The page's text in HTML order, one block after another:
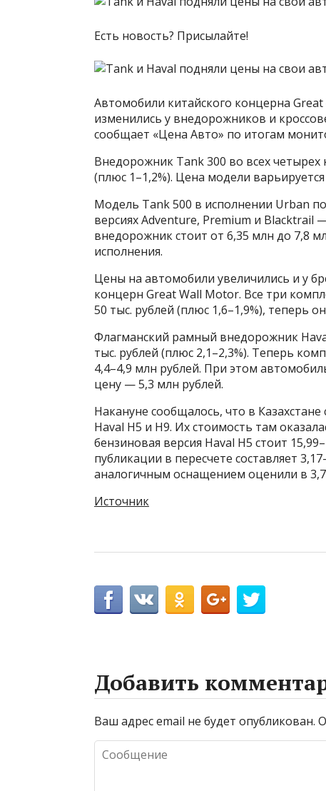
Есть новость? Присылайте!
Автомобили китайского концерна
изменились у внедорожников и
сообщает «Цена Авто» по итогам
Внедорожник Tank 300 во всех
(плюс 1–1,2%). Цена модели
Модель Tank 500 в исполнении Urban
версиях Adventure, Premium и Blacktrail
внедорожник стоит от 6,35 млн до 7,8
исполнения.
Цены на автомобили увеличились и у
концерн Great Wall Motor. Все три
50 тыс. рублей (плюс 1,6–1,9%), теперь
Флагманский рамный внедорожник
тыс. рублей (плюс 2,1–2,3%). Теперь
4,4–4,9 млн рублей. При этом
цену — 5,3 млн рублей.
Накануне сообщалось, что в
Haval H5 и H9. Их стоимость там
бензиновая версия Haval H5 стоит
публикации в пересчете составляет
аналогичным оснащением оценили в
Источник
Добавить
Ваш адрес email не будет опубликован.